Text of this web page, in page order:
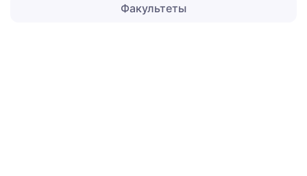
Факультеты